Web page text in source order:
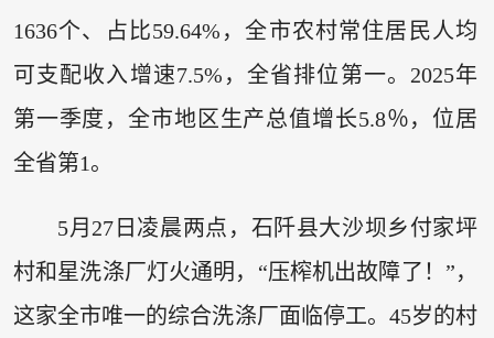
1636个、占比59.64%，全市农村常住居民人均
可支配收入增速7.5%，全省排位第一。2025年
第一季度，全市地区生产总值增长5.8％，位居
全省第1。
5月27日凌晨两点，石阡县大沙坝乡付家坪
村和星洗涤厂灯火通明，“压榨机出故障了！”，
这家全市唯一的综合洗涤厂面临停工。45岁的村